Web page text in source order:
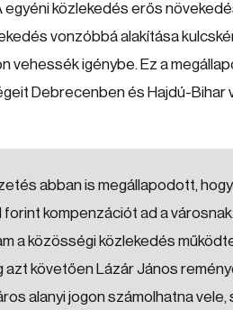
közlekedés erős
vonzóbbá alakítása
vehessék igénybe. Ez a
Debrecenben és Hajdú-Bihar
abban is megállapodott,
forint kompenzációt ad a
a közösségi közlekedés
azt követően Lázár János
alanyi jogon számolhatna